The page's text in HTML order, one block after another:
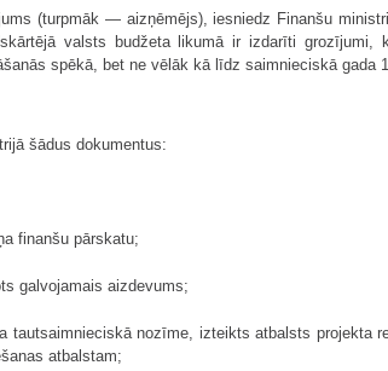
(turpmāk — aizņēmējs), iesniedz Finanšu
valsts budžeta likumā ir izdarīti grozījumi,
spēkā, bet ne vēlāk kā līdz saimnieciskā gada
šādus dokumentus:
finanšu pārskatu;
galvojamais aizdevums;
tautsaimnieciskā nozīme, izteikts atbalsts projekta
atbalstam;